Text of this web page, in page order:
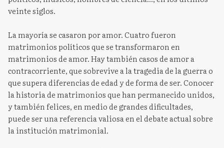
veinte siglos.
La mayoría se casaron por amor. Cuatro fueron
matrimonios políticos que se transformaron en
matrimonios de amor. Hay también casos de amor a
contracorriente, que sobrevive a la tragedia de la guerra o
que supera diferencias de edad y de forma de ser. Conocer
la historia de matrimonios que han permanecido unidos,
y también felices, en medio de grandes dificultades,
puede ser una referencia valiosa en el debate actual sobre
la institución matrimonial.